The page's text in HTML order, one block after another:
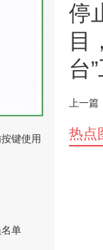
停
目
台
上一篇
键使用
单
热点